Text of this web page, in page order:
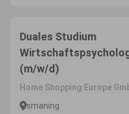
Duales Studium
(m/w/d)
Home Shopping Europe
Ismaning